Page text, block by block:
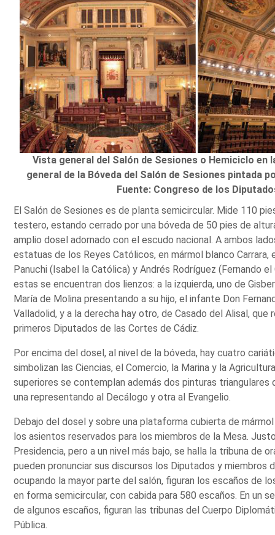
Vista general del Salón de Sesiones o Hemiciclo en
general de la Bóveda del Salón de Sesiones pintada
Fuente: Congreso de los
El Salón de Sesiones es de planta semicircular. Mide 110
testero, estando cerrado por una bóveda de 50 pies de
amplio dosel adornado con el escudo nacional. A ambos
estatuas de los Reyes Católicos, en mármol blanco Carrara,
Panuchi (Isabel la Católica) y Andrés Rodríguez (Fernando
estas se encuentran dos lienzos: a la izquierda, uno de
María de Molina presentando a su hijo, el infante Don
Valladolid, y a la derecha hay otro, de Casado del Alisal,
primeros Diputados de las Cortes de Cádiz.
Por encima del dosel, al nivel de la bóveda, hay cuatro
simbolizan las Ciencias, el Comercio, la Marina y la
superiores se contemplan además dos pinturas triangulares
una representando al Decálogo y otra al Evangelio.
Debajo del dosel y sobre una plataforma cubierta de
los asientos reservados para los miembros de la Mesa.
Presidencia, pero a un nivel más bajo, se halla la tribuna de
pueden pronunciar sus discursos los Diputados y miembros
ocupando la mayor parte del salón, figuran los escaños de
en forma semicircular, con cabida para 580 escaños. En un
de algunos escaños, figuran las tribunas del Cuerpo
Pública.